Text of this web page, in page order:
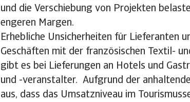
und die Verschiebung von Projekten
engeren Margen.
Erhebliche Unsicherheiten für Lieferanten
Geschäften mit der französischen Textil-
gibt es bei Lieferungen an Hotels und
und -veranstalter. Aufgrund der
aus, dass das Umsatzniveau im